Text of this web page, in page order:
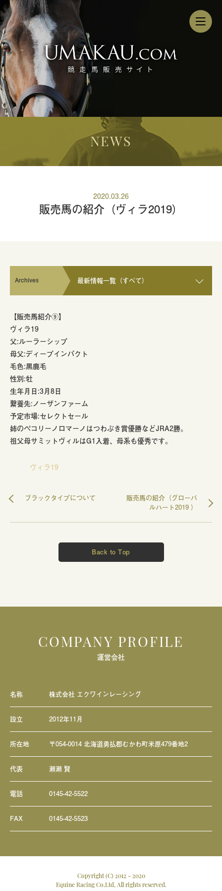
NEWS
2020.03.26
販売馬の紹介（ヴィラ2019）
Archives 最新情報一覧（すべて）
【販売馬紹介⑨】
ヴィラ19
父:ルーラーシップ
母父:ディープインパクト
毛色:黒鹿毛
性別:牡
生年月日:3月8日
繋養先:ノーザンファーム
予定市場:セレクトセール
姉のペコリーノロマーノはつわぶき賞優勝などJRA2勝。
祖父母サミットヴィルはG1入着、母系も優秀です。
ヴィラ19
ブラックタイプについて
販売馬の紹介（グローバ
ルハート2019 ）
Back to Top
COMPANY PROFILE
運営会社
名称 株式会社 エクワインレーシング
設立 2012年11月
所在地 〒054-0014 北海道勇払郡むかわ町米原479番地2
代表 瀬瀬 賢
電話 0145-42-5522
FAX 0145-42-5523
Copyright (C) 2012 - 2020
Equine Racing Co.Ltd, All rights reserved.